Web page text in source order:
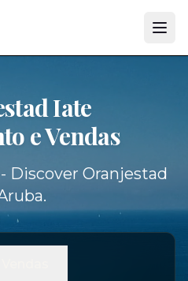
Iate
e Vendas
Discover Oranjestad